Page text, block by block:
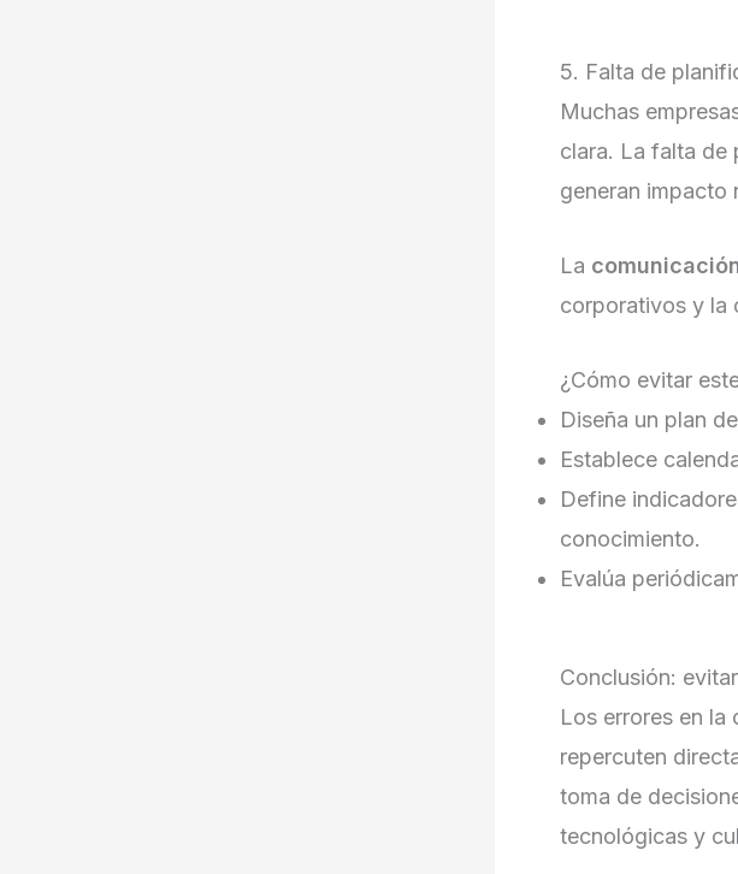
5. Falta de
Muchas
clara. La falta de
generan impacto
La
corporativos y la
¿Cómo evitar
Diseña un plan
Establece
Define
conocimiento.
Evalúa
Conclusión:
Los errores en
repercuten
toma de
tecnológicas y